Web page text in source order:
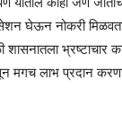
घेऊन नोकरी
भ्रष्टाचार
मगच लाभ प्रदान